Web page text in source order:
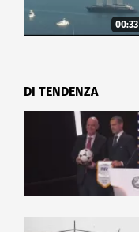
00:33
DI TENDENZA